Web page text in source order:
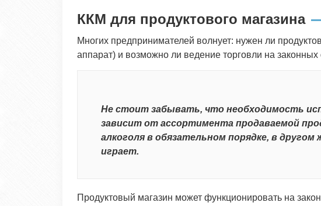
ККМ для продуктового магазина
Многих предпринимателей волнует: нужен ли
аппарат) и возможно ли ведение торговли на
Не стоит забывать, что необходимость
зависит от ассортимента продаваемой
алкоголя в обязательном порядке, в
играет.
Продуктовый магазин может функционировать на